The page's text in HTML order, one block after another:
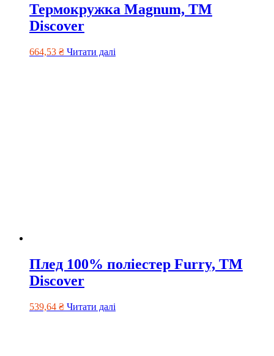
Термокружка Magnum, ТМ
Discover
664,53 ₴ Читати далі
Плед 100% поліестер Furry, TM
Discover
539,64 ₴ Читати далі